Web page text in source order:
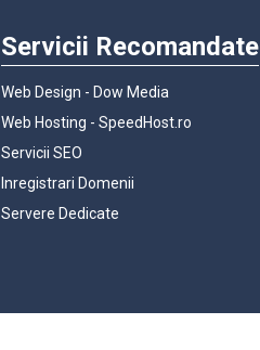
Servicii Recomandate
Web Design - Dow Media
Web Hosting - SpeedHost.ro
Servicii SEO
Inregistrari Domenii
Servere Dedicate